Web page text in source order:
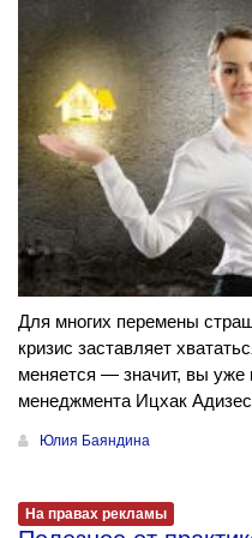
Для многих перемены
кризис заставляет
меняется — значит, вы
менеджмента Ицхак
Юлия Баяндина
На правах рекламы